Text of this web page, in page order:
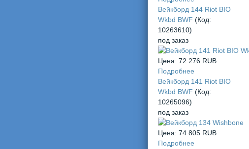
Вейкборд 144 Riot BIO
Wkbd BWF (Код:
10263610)
под заказ
Цена: 72 276 RUB
Подробнее
Вейкборд 141 Riot BIO
Wkbd BWF (Код:
10265096)
под заказ
Цена: 74 805 RUB
Подробнее